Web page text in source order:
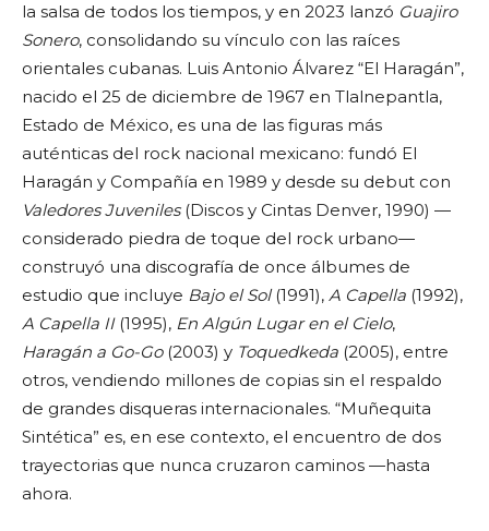
la salsa de todos los tiempos, y en 2023 lanzó Guajiro
Sonero, consolidando su vínculo con las raíces
orientales cubanas. Luis Antonio Álvarez “El Haragán”,
nacido el 25 de diciembre de 1967 en Tlalnepantla,
Estado de México, es una de las figuras más
auténticas del rock nacional mexicano: fundó El
Haragán y Compañía en 1989 y desde su debut con
Valedores Juveniles(Discos y Cintas Denver, 1990) —
considerado piedra de toque del rock urbano—
construyó una discografía de once álbumes de
estudio que incluye Bajo el Sol(1991), A Capella (1992),
A Capella II(1995), En Algún Lugar en el Cielo,
Haragán a Go-Go(2003) y Toquedkeda (2005), entre
otros, vendiendo millones de copias sin el respaldo
de grandes disqueras internacionales. “Muñequita
Sintética” es, en ese contexto, el encuentro de dos
trayectorias que nunca cruzaron caminos —hasta
ahora.